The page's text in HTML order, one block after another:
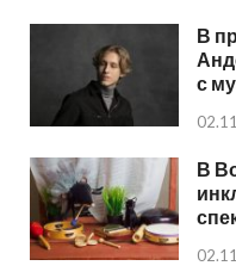
В
с
В